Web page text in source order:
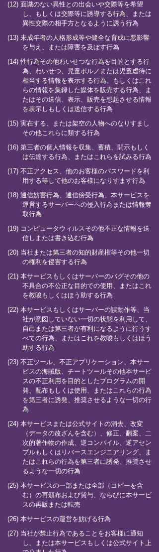
(12) 面識のない異性との出会いや交際等を希望
し、もしくは交際等に誘導する行為、または
異性交際の相手方となるように誘う行為
(13) 未成年者の人格形成等や健全な育成に悪影響
を与え、または障害を及ぼす行為
(14) 性行為その他わいせつな行為を目的とする行
為、わいせつ、児童ポルノまたは児童虐待に
相当する情報を表示する行為、もしくはこれ
らの情報を集録した媒体を販売する行為、ま
たはその送信、表示、販売を想起させる情報
を表示しもしくは送信する行為
(15) 実在する、または架空の人物へのなりすまし
その他これらに類する行為
(16) 第三者の個人情報を収集、蓄積、開示もしく
は伝達する行為、またはこれらを試みる行為
(17) 不正アクセス、他のお客様のパスワードを利
用する等して他のお客様になりすます行為
(18) 通信妨害行為、通信傍受行為、本サービスを
運営するサーバーへの侵入行為または情報奪
取行為
(19) コンピュータウィルスその他不正な情報を送
信しまたは書き込む行為
(20) 当社または第三者の知的財産権等その他一切
の権利を侵害する行為
(21) 本サービスもしくはサーバーのバグその他の
不具合の不公正な目的での使用、またはこれ
を教唆もしくはほう助する行為
(22) 本サービスもしくはサーバーの誤動作等、当
社が意図していない一切の状態を利用して、
自己または第三者が有利になるように行うす
べての行為、またはこれを教唆もしくはほう
助する行為
(23) 不正ツール、不正アプリケーション、本サー
ビスの海賊版、チートツールその他本サービ
スの不正利用を目的としたプログラムの開
発、配布もしくは使用、またはこれらの行為
を第三者に誘発、推奨させるような一切の行
為
(24) 本サービスまたは公式サイトの消去、改変
（データの改ざんを含む）、修正、翻案、二
次的著作物の作成、逆コンパイル、逆アセン
ブルもしくはリバースエンジニアリング、ま
たはこれらの行為を第三者に誘発、推奨させ
るような一切の行為
(25) 本サービスの一部または全部（コピーを含
む）の再頒布および貸与、ならびに本サービ
スの再販または転売
(26) 本サービスの運営を妨げる行為
(27) 当社が禁止行為であることをお客様に通知
し、または本サービスもしくは公式サイト上